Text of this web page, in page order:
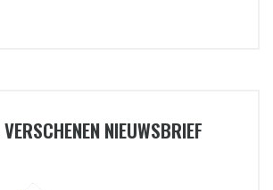
NIEUWSBRIEF